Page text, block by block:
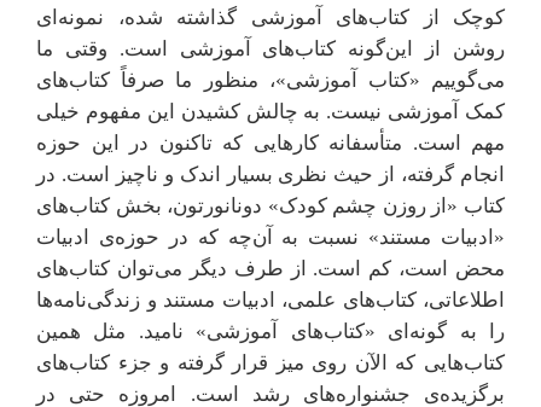
کوچک از کتاب‌های آموزشی گذاشته شده، نمونه‌ای
روشن از این‌گونه کتاب‌های آموزشی است. وقتی ما
می‌گوییم «کتاب آموزشی»، منظور ما صرفاً کتاب‌های
کمک آموزشی نیست. به چالش کشیدن این مفهوم خیلی
مهم است. متأسفانه کارهایی که تاکنون در این حوزه
انجام گرفته، از حیث نظری بسیار اندک و ناچیز است. در
کتاب «از روزن چشم کودک» دونانورتون، بخش کتاب‌های
«ادبیات مستند» نسبت به آن‌چه که در حوزه‌ی ادبیات
محض است، کم است. از طرف دیگر می‌توان کتاب‌های
اطلاعاتی، کتاب‌های علمی، ادبیات مستند و زندگی‌نامه‌ها
را به گونه‌ای «کتاب‌های آموزشی» نامید. مثل همین
کتاب‌هایی که الآن روی میز قرار گرفته و جزء کتاب‌های
برگزیده‌ی جشنواره‌های رشد است. امروزه حتی در